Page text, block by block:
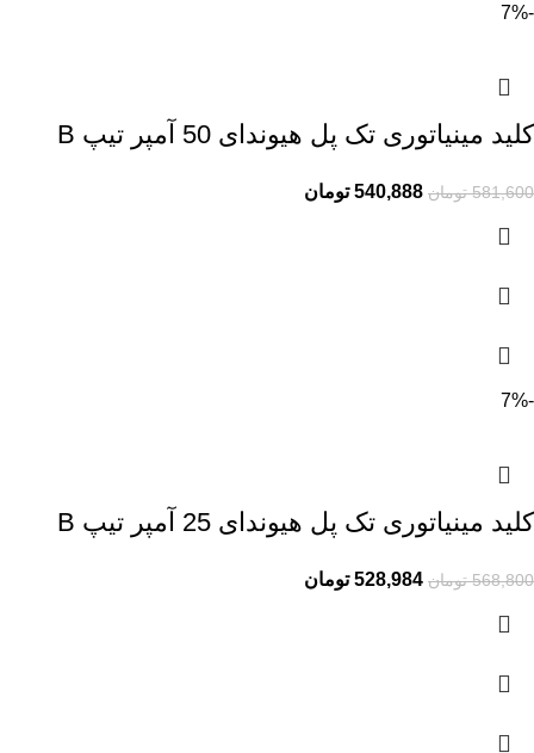
-7%
کلید مینیاتوری تک پل هیوندای 50 آمپر تیپ B
581,600 تومان 540,888 تومان
-7%
کلید مینیاتوری تک پل هیوندای 25 آمپر تیپ B
568,800 تومان 528,984 تومان